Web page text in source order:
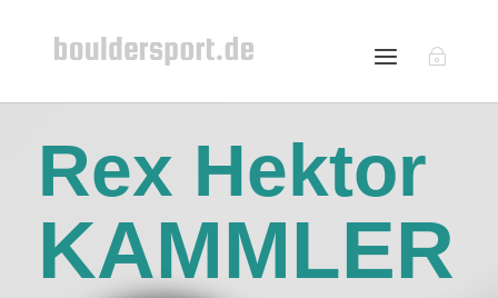
Rex Hektor
KAMMLER